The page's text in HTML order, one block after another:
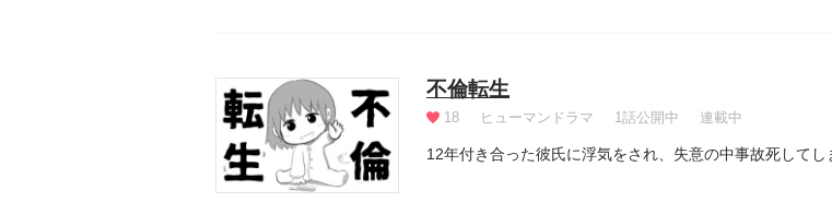
不倫転生
18 ヒューマンドラマ 1話公開中 連載中
12年付き合った彼氏に浮気をされ、失意の中事故死して